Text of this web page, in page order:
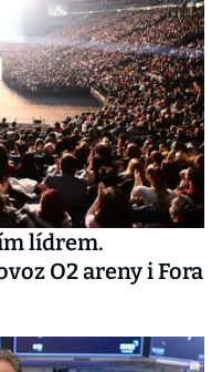
lídrem.
O2 areny i Fora